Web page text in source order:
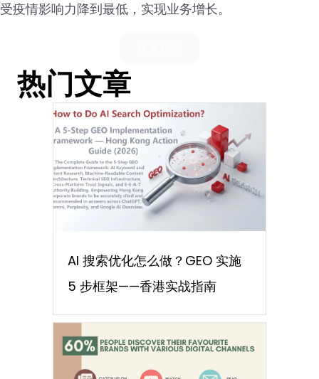
受疫情影响力降到最低，实现业务增长。
热门文章
AI 搜索优化怎么做？GEO 实施
5 步框架——香港实战指南